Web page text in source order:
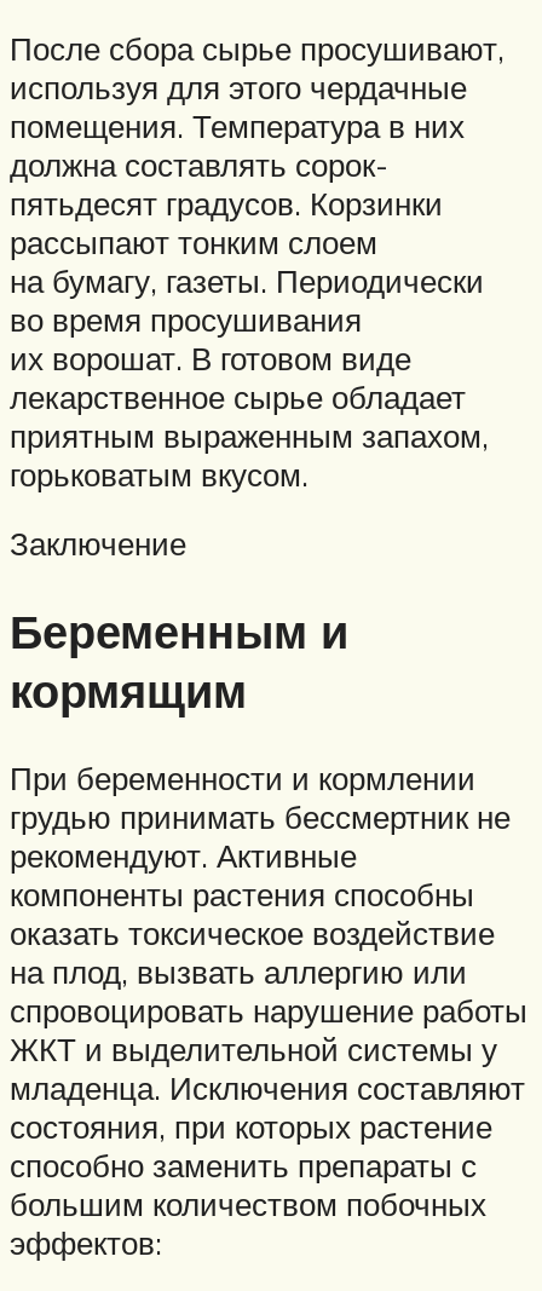
После сбора сырье просушивают,
используя для этого чердачные
помещения. Температура в них
должна составлять сорок-
пятьдесят градусов. Корзинки
рассыпают тонким слоем
на бумагу, газеты. Периодически
во время просушивания
их ворошат. В готовом виде
лекарственное сырье обладает
приятным выраженным запахом,
горьковатым вкусом.
Заключение
Беременным и
кормящим
При беременности и кормлении
грудью принимать бессмертник не
рекомендуют. Активные
компоненты растения способны
оказать токсическое воздействие
на плод, вызвать аллергию или
спровоцировать нарушение работы
ЖКТ и выделительной системы у
младенца. Исключения составляют
состояния, при которых растение
способно заменить препараты с
большим количеством побочных
эффектов: